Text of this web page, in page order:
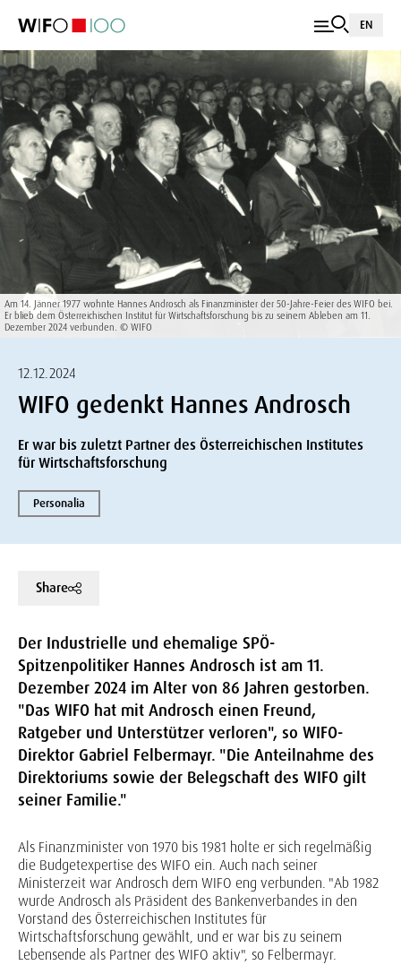
EN
Am 14. Jänner 1977 wohnte Hannes Androsch als Finanzminister der 50-Jahre-Feier des WIFO bei.
Er blieb dem Österreichischen Institut für Wirtschaftsforschung bis zu seinem Ableben am 11.
Dezember 2024 verbunden. © WIFO
12.12.2024
WIFO gedenkt Hannes Androsch
Er war bis zuletzt Partner des Österreichischen Institutes
für Wirtschaftsforschung
Personalia
Share
Der Industrielle und ehemalige SPÖ-
Spitzenpolitiker Hannes Androsch ist am 11.
Dezember 2024 im Alter von 86 Jahren gestorben.
"Das WIFO hat mit Androsch einen Freund,
Ratgeber und Unterstützer verloren", so WIFO-
Direktor Gabriel Felbermayr. "Die Anteilnahme des
Direktoriums sowie der Belegschaft des WIFO gilt
seiner Familie."
Als Finanzminister von 1970 bis 1981 holte er sich regelmäßig
die Budgetexpertise des WIFO ein. Auch nach seiner
Ministerzeit war Androsch dem WIFO eng verbunden. "Ab 1982
wurde Androsch als Präsident des Bankenverbandes in den
Vorstand des Österreichischen Institutes für
Wirtschaftsforschung gewählt, und er war bis zu seinem
Lebensende als Partner des WIFO aktiv", so Felbermayr.